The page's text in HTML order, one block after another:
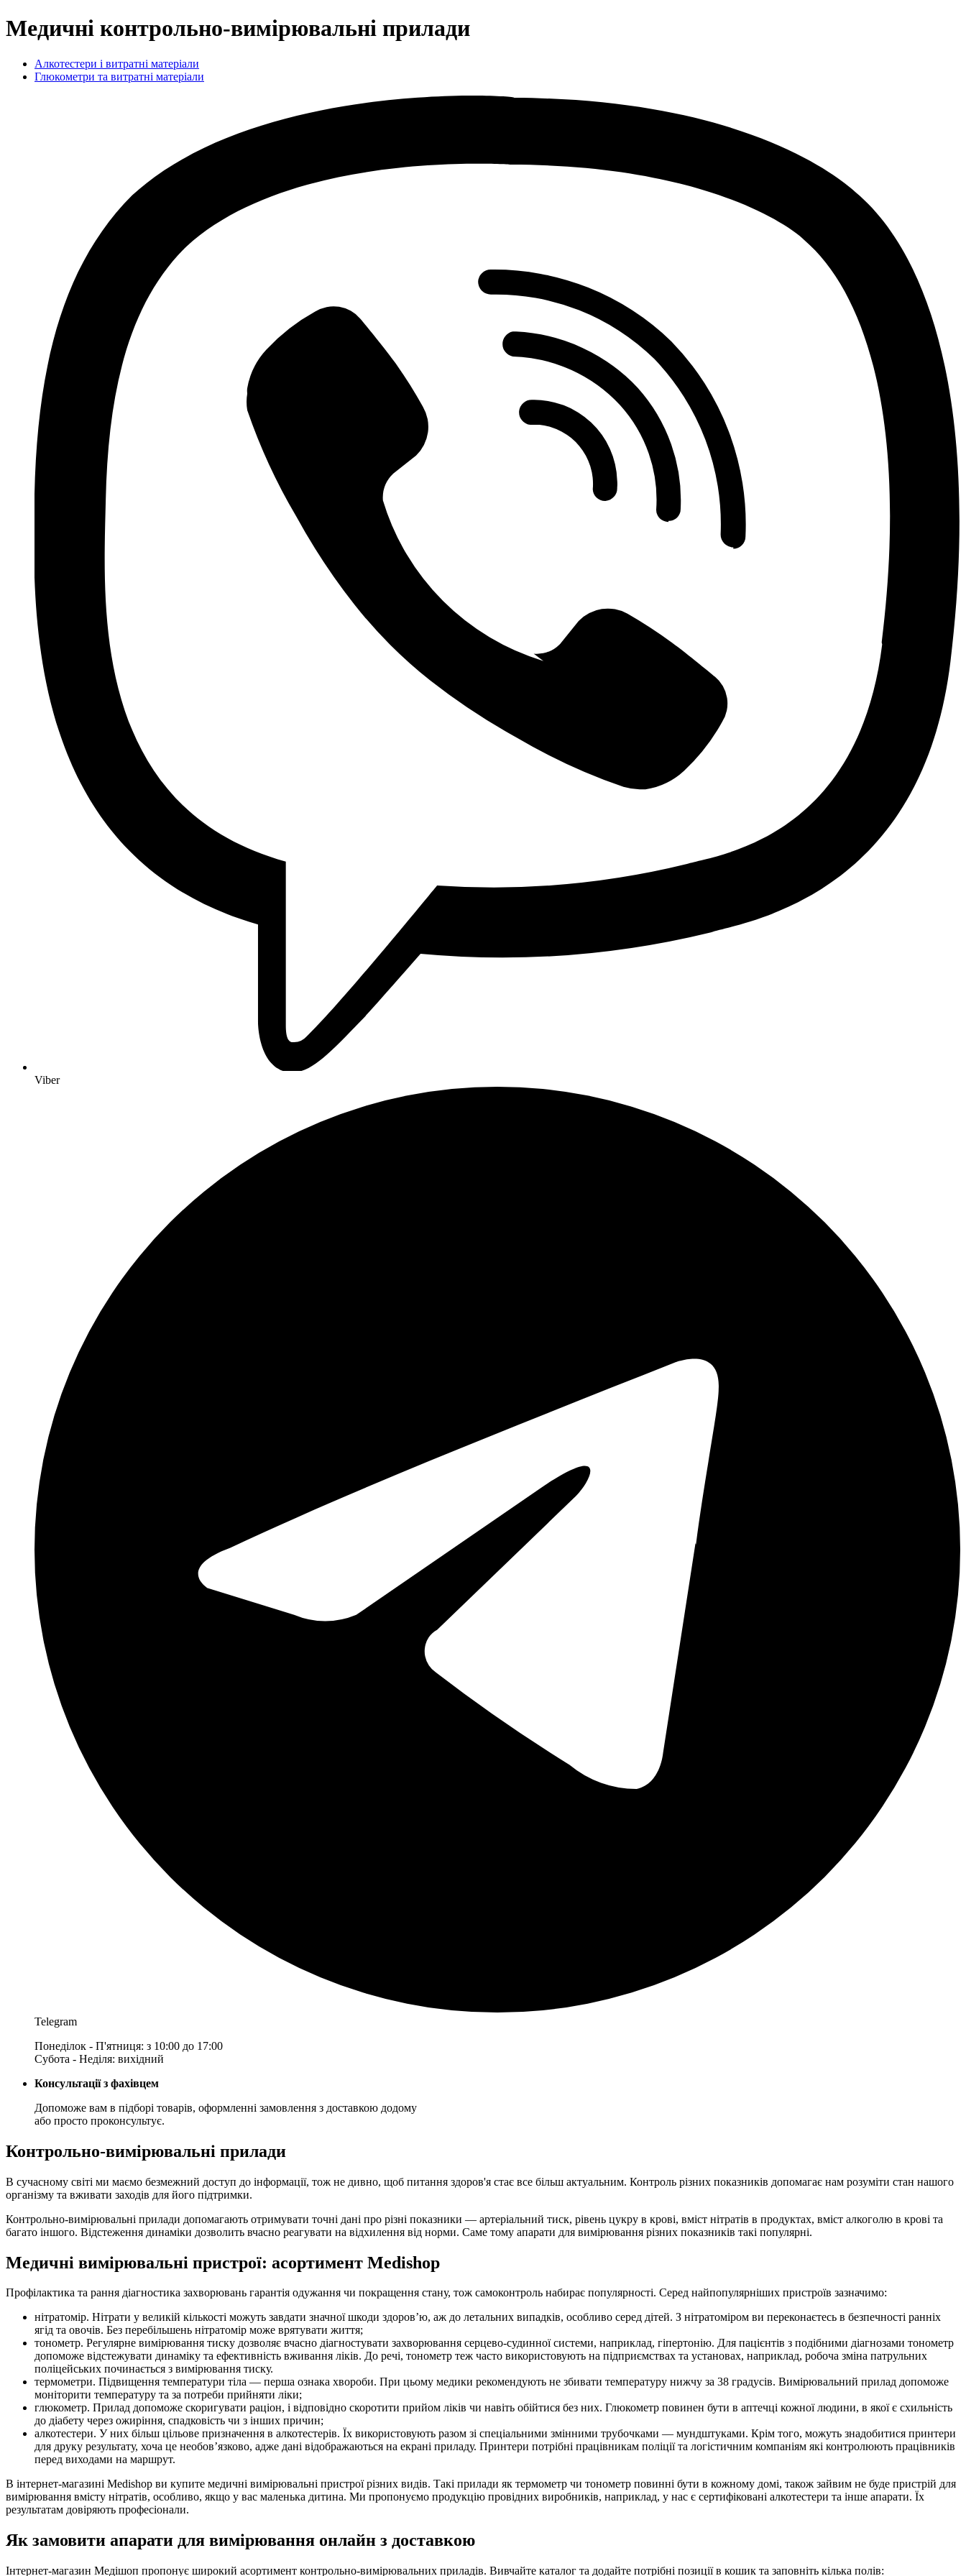
Медичні контрольно-вимірювальні прилади
Алкотестери і витратні матеріали
Глюкометри та витратні матеріали
Viber
Telegram
Понеділок - П'ятниця: з 10:00 до 17:00
Субота - Неділя: вихідний
Консультації з фахівцем
Допоможе вам в підборі товарів, оформленні замовлення з доставкою додому
або просто проконсультує.
Контрольно-вимірювальні прилади
В сучасному світі ми маємо безмежний доступ до інформації, тож не дивно, щоб питання здоров'я стає все більш актуальним. Контроль різних показників допомагає нам розуміти стан нашого
організму та вживати заходів для його підтримки.
Контрольно-вимірювальні прилади допомагають отримувати точні дані про різні показники — артеріальний тиск, рівень цукру в крові, вміст нітратів в продуктах, вміст алкоголю в крові та
багато іншого. Відстеження динаміки дозволить вчасно реагувати на відхилення від норми. Саме тому апарати для вимірювання різних показників такі популярні.
Медичні вимірювальні пристрої: асортимент Medishop
Профілактика та рання діагностика захворювань гарантія одужання чи покращення стану, тож самоконтроль набирає популярності. Серед найпопулярніших пристроїв зазначимо:
нітратомір. Нітрати у великій кількості можуть завдати значної шкоди здоров’ю, аж до летальних випадків, особливо серед дітей. З нітратоміром ви переконаєтесь в безпечності ранніх
ягід та овочів. Без перебільшень нітратомір може врятувати життя;
тонометр. Регулярне вимірювання тиску дозволяє вчасно діагностувати захворювання серцево-судинної системи, наприклад, гіпертонію. Для пацієнтів з подібними діагнозами тонометр
допоможе відстежувати динаміку та ефективність вживання ліків. До речі, тонометр теж часто використовують на підприємствах та установах, наприклад, робоча зміна патрульних
поліцейських починається з вимірювання тиску.
термометри. Підвищення температури тіла — перша ознака хвороби. При цьому медики рекомендують не збивати температуру нижчу за 38 градусів. Вимірювальний прилад допоможе
моніторити температуру та за потреби прийняти ліки;
глюкометр. Прилад допоможе скоригувати раціон, і відповідно скоротити прийом ліків чи навіть обійтися без них. Глюкометр повинен бути в аптечці кожної людини, в якої є схильність
до діабету через ожиріння, спадковість чи з інших причин;
алкотестери. У них більш цільове призначення в алкотестерів. Їх використовують разом зі спеціальними змінними трубочками — мундштуками. Крім того, можуть знадобитися принтери
для друку результату, хоча це необов’язково, адже дані відображаються на екрані приладу. Принтери потрібні працівникам поліції та логістичним компаніям які контролюють працівників
перед виходами на маршрут.
В інтернет-магазині Medishop ви купите медичні вимірювальні пристрої різних видів. Такі прилади як термометр чи тонометр повинні бути в кожному домі, також зайвим не буде пристрій для
вимірювання вмісту нітратів, особливо, якщо у вас маленька дитина. Ми пропонуємо продукцію провідних виробників, наприклад, у нас є сертифіковані алкотестери та інше апарати. Їх
результатам довіряють професіонали.
Як замовити апарати для вимірювання онлайн з доставкою
Інтернет-магазин Медішоп пропонує широкий асортимент контрольно-вимірювальних приладів. Вивчайте каталог та додайте потрібні позиції в кошик та заповніть кілька полів: